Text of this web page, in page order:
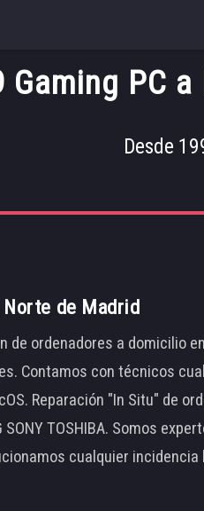
PC
Desde
de Madrid
ordenadores a domicilio
Contamos con técnicos
Reparación "In Situ" de
SONY TOSHIBA. Somos
cualquier